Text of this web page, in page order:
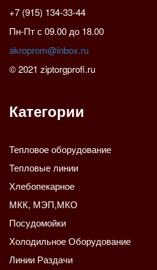
+7 (915) 134-33-44
Пн-Пт с 09.00 до 18.00
akroprom@inbox.ru
© 2021 ziptorgprofi.ru
Категории
Тепловое оборудование
Тепловые линии
Хлебопекарное
МКК, МЭП,МКО
Посудомойки
Холодильное Оборудование
Линии Раздачи